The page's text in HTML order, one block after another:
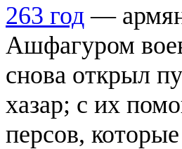
263 год —
Ашфагуром
снова открыл
хазар; с их
персов,